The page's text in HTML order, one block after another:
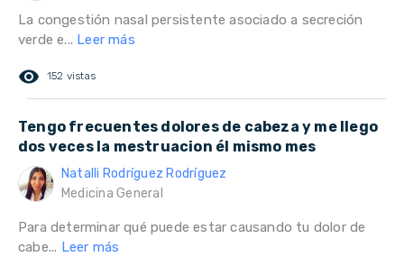
La congestión nasal persistente asociado a secreción
verde e... Leer más
remove_red_eye 152 vistas
Tengo frecuentes dolores de cabeza y me llego
dos veces la mestruacion él mismo mes
Natalli Rodríguez Rodríguez
Medicina General
Para determinar qué puede estar causando tu dolor de
cabe... Leer más